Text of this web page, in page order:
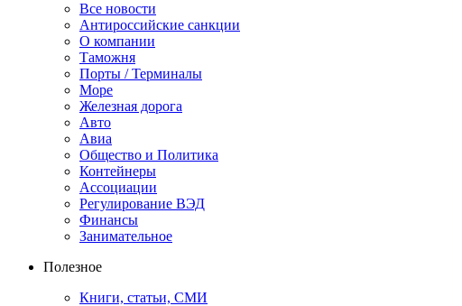
Все новости
Антироссийские санкции
О компании
Таможня
Порты / Терминалы
Море
Железная дорога
Авто
Авиа
Общество и Политика
Контейнеры
Ассоциации
Регулирование ВЭД
Финансы
Занимательное
Полезное
Книги, статьи, СМИ